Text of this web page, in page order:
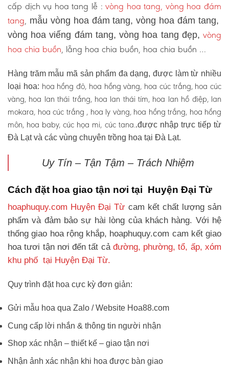
cấp dịch vụ hoa tang lễ :vòng hoa tang, vòng hoa đám
tang, mẫu vòng hoa đám tang, vòng hoa đám tang,
vòng hoa viếng đám tang, vòng hoa tang đẹp, vòng
hoa chia buồn, lẵng hoa chia buồn, hoa chia buồn …
Hàng trăm mẫu mã sản phẩm đa dạng, được làm từ nhiều
loại hoa: hoa hồng đỏ, hoa hồng vàng, hoa cúc trắng, hoa cúc
vàng, hoa lan thái trắng, hoa lan thái tím, hoa lan hồ điệp, lan
mokara, hoa cúc trắng , hoa ly vàng, hoa hồng trắng, hoa hồng
môn, hoa baby, cúc họa mi, cúc tana..được nhập trực tiếp từ
Đà Lạt và các vùng chuyên trồng hoa tại Đà Lạt.
Uy Tín – Tận Tậm – Trách Nhiệm
Cách đặt hoa giao tận nơi tại Huyện Đại Từ
hoaphuquy.com Huyện Đại Từ cam kết chất lượng sản
phẩm và đảm bảo sự hài lòng của khách hàng. Với hệ
thống giao hoa rộng khắp, hoaphuquy.com cam kết giao
hoa tươi tận nơi đến tất cả đường, phường, tổ, ấp, xóm
khu phố tại Huyện Đại Từ.
Quy trình đặt hoa cực kỳ đơn giản:
Gửi mẫu hoa qua Zalo / Website Hoa88.com
Cung cấp lời nhắn & thông tin người nhận
Shop xác nhận – thiết kế – giao tận nơi
Nhận ảnh xác nhận khi hoa được bàn giao